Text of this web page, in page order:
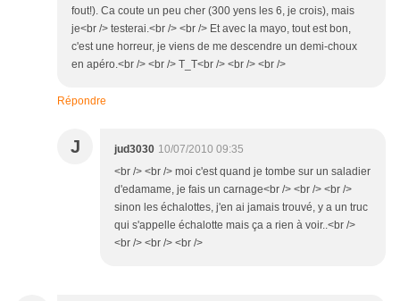
fout!). Ca coute un peu cher (300 yens les 6, je crois), mais
je<br /> testerai.<br /> <br /> Et avec la mayo, tout est bon,
c'est une horreur, je viens de me descendre un demi-choux
en apéro.<br /> <br /> T_T<br /> <br /> <br />
Répondre
J jud3030 10/07/2010 09:35
<br /> <br /> moi c'est quand je tombe sur un saladier
d'edamame, je fais un carnage<br /> <br /> <br />
sinon les échalottes, j'en ai jamais trouvé, y a un truc
qui s'appelle échalotte mais ça a rien à voir..<br />
<br /> <br /> <br />